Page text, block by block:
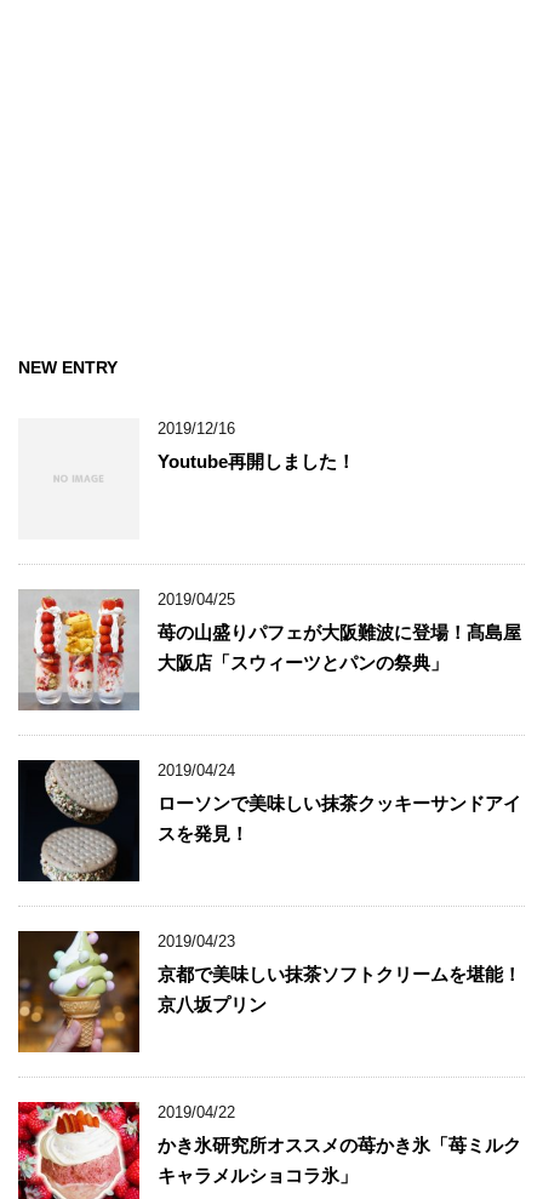
NEW ENTRY
2019/12/16
Youtube再開しました！
2019/04/25
苺の山盛りパフェが大阪難波に登場！髙島屋
大阪店「スウィーツとパンの祭典」
2019/04/24
ローソンで美味しい抹茶クッキーサンドアイ
スを発見！
2019/04/23
京都で美味しい抹茶ソフトクリームを堪能！
京八坂プリン
2019/04/22
かき氷研究所オススメの苺かき氷「苺ミルク
キャラメルショコラ氷」